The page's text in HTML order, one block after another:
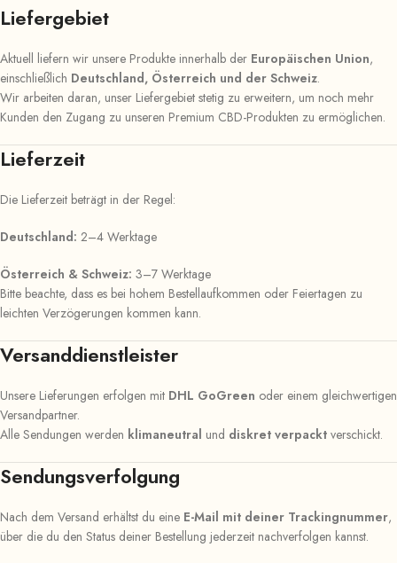
Liefergebiet
Aktuell liefern wir unsere Produkte innerhalb der Europäischen Union,
einschließlich Deutschland, Österreich und der Schweiz.
Wir arbeiten daran, unser Liefergebiet stetig zu erweitern, um noch mehr
Kunden den Zugang zu unseren Premium CBD-Produkten zu ermöglichen.
Lieferzeit
Die Lieferzeit beträgt in der Regel:
Deutschland: 2–4 Werktage
Österreich & Schweiz: 3–7 Werktage
Bitte beachte, dass es bei hohem Bestellaufkommen oder Feiertagen zu
leichten Verzögerungen kommen kann.
Versanddienstleister
Unsere Lieferungen erfolgen mit DHL GoGreen oder einem gleichwertigen
Versandpartner.
Alle Sendungen werden klimaneutral und diskret verpackt verschickt.
Sendungsverfolgung
Nach dem Versand erhältst du eine E-Mail mit deiner Trackingnummer,
über die du den Status deiner Bestellung jederzeit nachverfolgen kannst.